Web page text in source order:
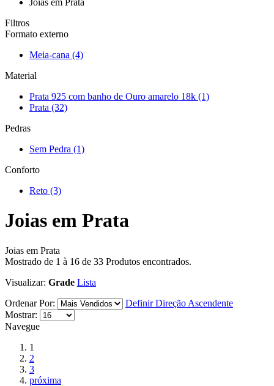
Joias em Prata
Filtros
Formato externo
Meia-cana (4)
Material
Prata 925 com banho de Ouro amarelo 18k (1)
Prata (32)
Pedras
Sem Pedra (1)
Conforto
Reto (3)
Joias em Prata
Joias em Prata
Mostrado de 1 à 16 de 33 Produtos encontrados.
Visualizar: Grade Lista
Ordenar Por:
Definir Direção Ascendente
Mostrar:
Navegue
1
2
3
próxima